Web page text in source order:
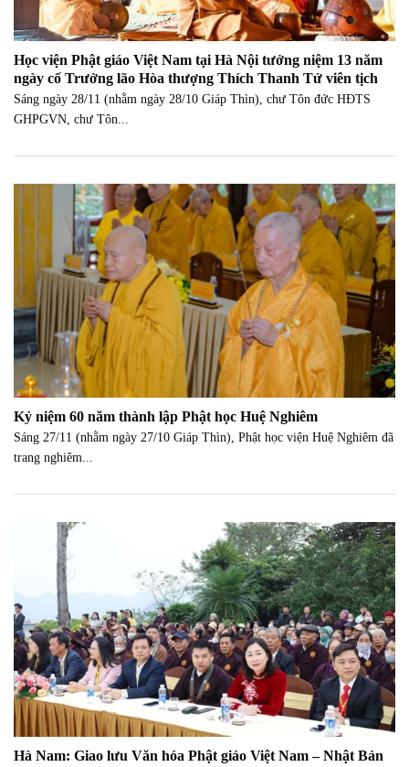
Học viện Phật giáo Việt Nam tại Hà Nội tưởng niệm 13 năm
ngày cố Trưởng lão Hòa thượng Thích Thanh Tứ viên tịch
Sáng ngày 28/11 (nhằm ngày 28/10 Giáp Thìn), chư Tôn đức HĐTS
GHPGVN, chư Tôn...
Kỷ niệm 60 năm thành lập Phật học Huệ Nghiêm
Sáng 27/11 (nhằm ngày 27/10 Giáp Thìn), Phật học viện Huệ Nghiêm đã
trang nghiêm...
Hà Nam: Giao lưu Văn hóa Phật giáo Việt Nam – Nhật Bản